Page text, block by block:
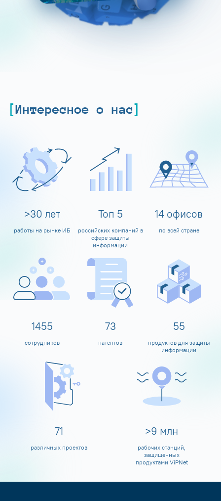
Интересное о нас
>30 лет
работы на рынке ИБ
Топ 5
российских компаний в
сфере защиты
информации
14 офисов
по всей стране
1599
сотрудников
80
патентов
60
продуктов для защиты
информации
80
различных проектов
>10 млн
рабочих станций,
защищенных
продуктами ViPNet